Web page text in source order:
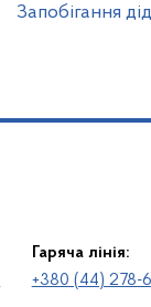
Запобігання
Гаряча лінія:
+380 (44) 278-